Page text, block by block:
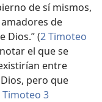
de sí mismos,
de
Dios.” (2 Timoteo
el que se
entre
pero que
Timoteo 3